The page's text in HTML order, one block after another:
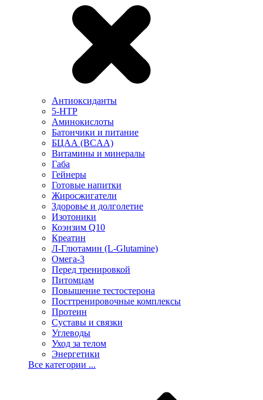
Антиоксиданты
5-HTP
Аминокислоты
Батончики и питание
БЦАА (BCAA)
Витамины и минералы
Габа
Гейнеры
Готовые напитки
Жиросжигатели
Здоровье и долголетие
Изотоники
Коэнзим Q10
Креатин
Л-Глютамин (L-Glutamine)
Омега-3
Перед тренировкой
Питомцам
Повышение тестостерона
Посттренировочные комплексы
Протеин
Суставы и связки
Углеводы
Уход за телом
Энергетики
Все категории ...